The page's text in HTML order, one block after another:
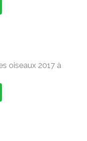
oiseaux 2017 à